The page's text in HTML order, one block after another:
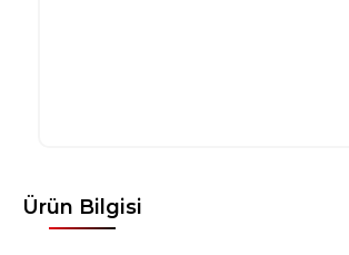
Ürün Bilgisi